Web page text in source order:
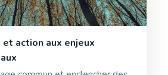
action aux enjeux